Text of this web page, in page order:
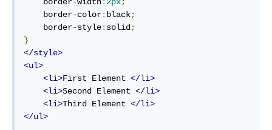
    border
-width: 2px;
    border
-color: black;
    border
-style: solid;
}
</style>
<ul>
<li>First Element </li>
<li>Second Element </li>
<li>Third Element </li>
</ul>